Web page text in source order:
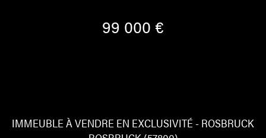
99 000 €
IMMEUBLE À VENDRE EN EXCLUSIVITÉ - ROSBRUCK